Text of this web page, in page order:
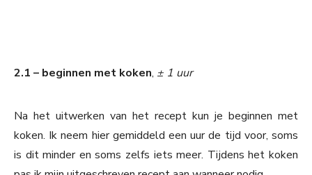
2.1 – beginnen met koken, ± 1 uur
Na het uitwerken van het recept kun je beginnen met
koken. Ik neem hier gemiddeld een uur de tijd voor, soms
is dit minder en soms zelfs iets meer. Tijdens het koken